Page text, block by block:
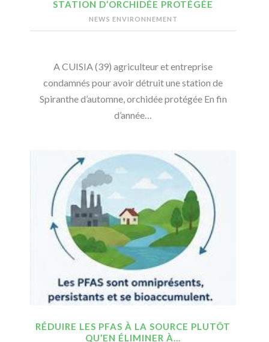
STATION D’ORCHIDÉE PROTÉGÉE
NEWS ENVIRONNEMENT
A CUISIA (39) agriculteur et entreprise
condamnés pour avoir détruit une station de
Spiranthe d’automne, orchidée protégée En fin
d’année…
RÉDUIRE LES PFAS À LA SOURCE PLUTÔT
QU’EN ÉLIMINER À…